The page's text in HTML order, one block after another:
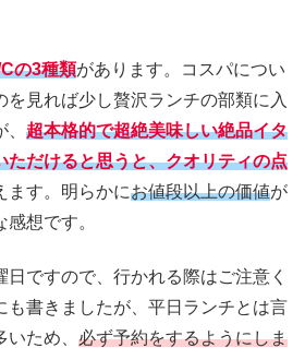
の3種類があります。コスパについ
を見れば少し贅沢ランチの部類に入
超本格的で超絶美味しい絶品イタ
ただけると思うと、クオリティの点
ます。明らかにお値段以上の価値が
想です。
ですので、行かれる際はご注意く
も書きましたが、平日ランチとは言
ため、 必ず予約をするようにしま